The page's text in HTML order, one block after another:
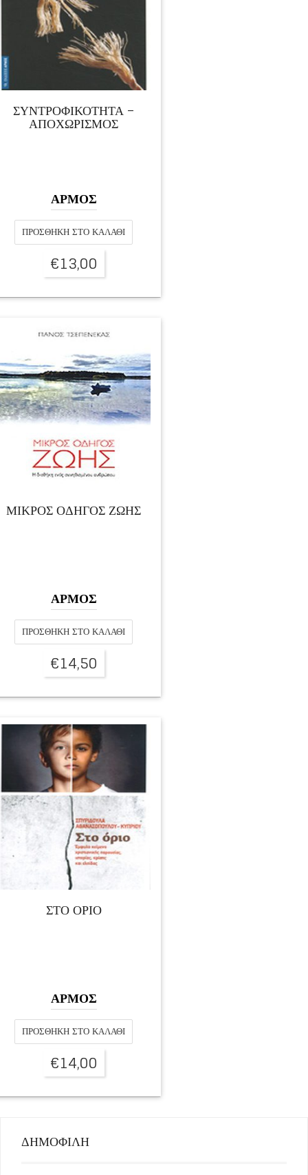
ΣΥΝΤΡΟΦΙΚΟΤΗΤΑ –
ΑΠΟΧΩΡΙΣΜΟΣ
ΑΡΜΟΣ
ΠΡΟΣΘΉΚΗ ΣΤΟ ΚΑΛΆΘΙ
€13,00
ΜΙΚΡΟΣ ΟΔΗΓΟΣ ΖΩΗΣ
ΑΡΜΟΣ
ΠΡΟΣΘΉΚΗ ΣΤΟ ΚΑΛΆΘΙ
€14,50
ΣΤΟ ΟΡΙΟ
ΑΡΜΟΣ
ΠΡΟΣΘΉΚΗ ΣΤΟ ΚΑΛΆΘΙ
€14,00
ΔΗΜΟΦΙΛΗ